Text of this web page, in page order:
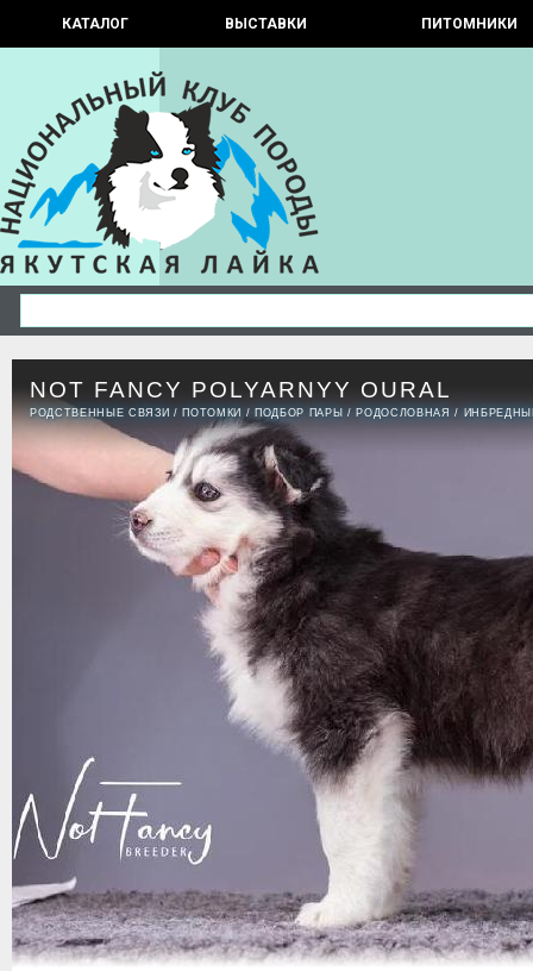
КАТАЛОГ ВЫСТАВКИ ПИТОМНИКИ
NOT FANCY POLYARNYY OURAL
РОДСТВЕННЫЕ СВЯЗИ / ПОТОМКИ / ПОДБОР ПАРЫ / РОДОСЛОВНАЯ /